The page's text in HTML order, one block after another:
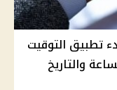
1:00 صباحًا.. بدء تطبيق التوقيت
والتاريخ